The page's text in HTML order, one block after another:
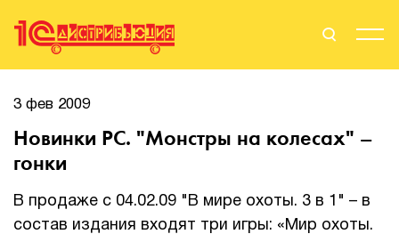
Поиск
Стать Партнером
О нас
3 фев 2009
Новинки PC. "Монстры на колесах" –
гонки
В продаже с 04.02.09 "В мире охоты. 3 в 1" – в
состав издания входят три игры: «Мир охоты.